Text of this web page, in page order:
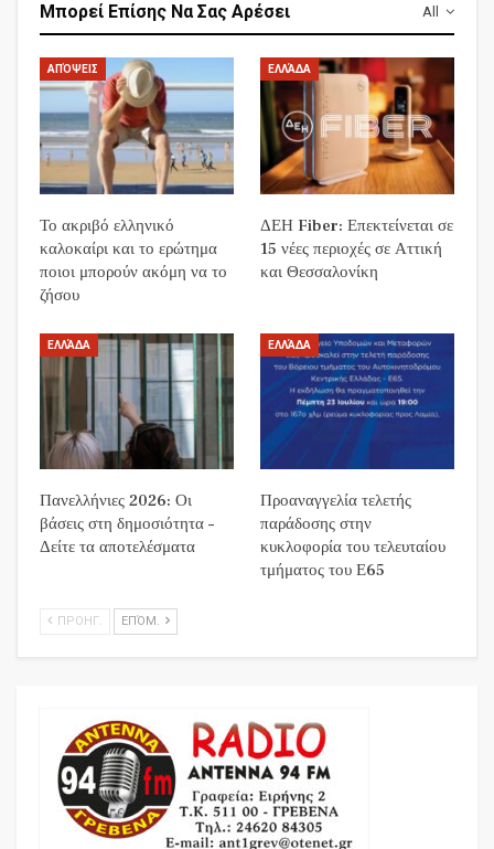
All
Μπορεί Επίσης Να Σας Αρέσει
ΑΠΌΨΕΙΣ
Το ακριβό ελληνικό
καλοκαίρι και το ερώτημα
ποιοι μπορούν ακόμη να το
ζήσου
ΕΛΛΆΔΑ
ΔΕΗ Fiber: Επεκτείνεται σε
15 νέες περιοχές σε Αττική
και Θεσσαλονίκη
ΕΛΛΆΔΑ
Πανελλήνιες 2026: Οι
βάσεις στη δημοσιότητα –
Δείτε τα αποτελέσματα
ΕΛΛΆΔΑ
Προαναγγελία τελετής
παράδοσης στην
κυκλοφορία του τελευταίου
τμήματος του Ε65
ΠΡΟΗΓ. ΕΠΌΜ.